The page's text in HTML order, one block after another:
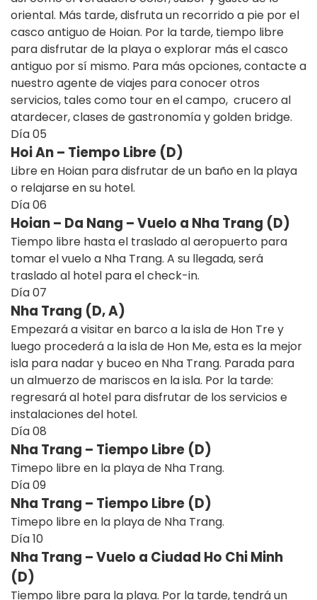
oriental. Más tarde, disfruta un recorrido a pie por el
casco antiguo de Hoian. Por la tarde, tiempo libre
para disfrutar de la playa o explorar más el casco
antiguo por sí mismo. Para más opciones, contacte a
nuestro agente de viajes para conocer otros
servicios, tales como tour en el campo, crucero al
atardecer, clases de gastronomía y golden bridge.
Día05
Hoi An – Tiempo Libre (D)
Libre en Hoian para disfrutar de un baño en la playa
o relajarse en su hotel.
Día06
Hoian – Da Nang – Vuelo a Nha Trang (D)
Tiempo libre hasta el traslado al aeropuerto para
tomar el vuelo a Nha Trang. A su llegada, será
traslado al hotel para el check-in.
Día07
Nha Trang (D, A)
Empezará a visitar en barco a la isla de Hon Tre y
luego procederá a la isla de Hon Me, esta es la mejor
isla para nadar y buceo en Nha Trang. Parada para
un almuerzo de mariscos en la isla. Por la tarde:
regresará al hotel para disfrutar de los servicios e
instalaciones del hotel.
Día08
Nha Trang – Tiempo Libre (D)
Timepo libre en la playa de Nha Trang.
Día09
Nha Trang – Tiempo Libre (D)
Timepo libre en la playa de Nha Trang.
Día10
Nha Trang – Vuelo a Ciudad Ho Chi Minh
(D)
Tiempo libre para la playa. Por la tarde, tendrá un